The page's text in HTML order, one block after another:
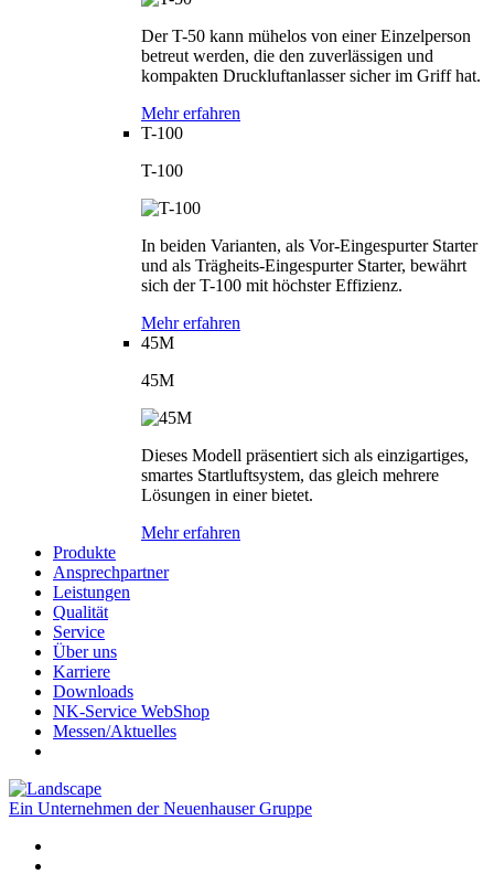
Der T-50 kann mühelos von einer Einzelperson
betreut werden, die den zuverlässigen und
kompakten Druckluftanlasser sicher im Griff hat.
Mehr erfahren
T-100
T-100
In beiden Varianten, als Vor-Eingespurter Starter
und als Trägheits-Eingespurter Starter, bewährt
sich der T-100 mit höchster Effizienz.
Mehr erfahren
45M
45M
Dieses Modell präsentiert sich als einzigartiges,
smartes Startluftsystem, das gleich mehrere
Lösungen in einer bietet.
Mehr erfahren
Produkte
Ansprechpartner
Leistungen
Qualität
Service
Über uns
Karriere
Downloads
NK-Service WebShop
Messen/Aktuelles
Ein Unternehmen der Neuenhauser Gruppe